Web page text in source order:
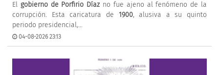
El gobierno de Porfirio Díaz no fue ajeno al fenómeno de la
corrupción. Esta caricatura de 1900, alusiva a su quinto
periodo presidencial,...
04-08-2026 23:13